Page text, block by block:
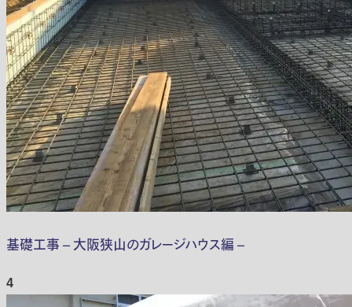
基礎工事 – 大阪狭山のガレージハウス編 –
4